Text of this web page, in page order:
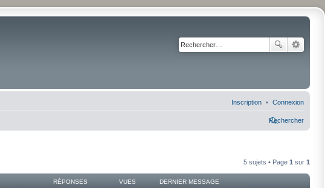
Connexion
Inscription
Rechercher
5 sujets • Page 1 sur 1
RÉPONSES VUES DERNIER MESSAGE